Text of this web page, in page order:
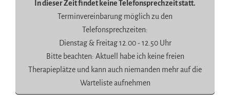
In dieser Zeit findet keine Telefonsprechzeit statt.
Terminvereinbarung möglich zu den
Telefonsprechzeiten:
Dienstag & Freitag 12.00 - 12.50 Uhr
Bitte beachten: Aktuell habe ich keine freien
Therapieplätze und kann auch niemanden mehr auf die
Warteliste aufnehmen